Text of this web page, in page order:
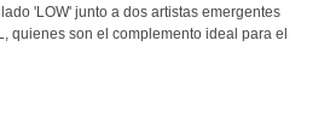
'LOW' junto a dos artistas emergentes
quienes son el complemento ideal para el